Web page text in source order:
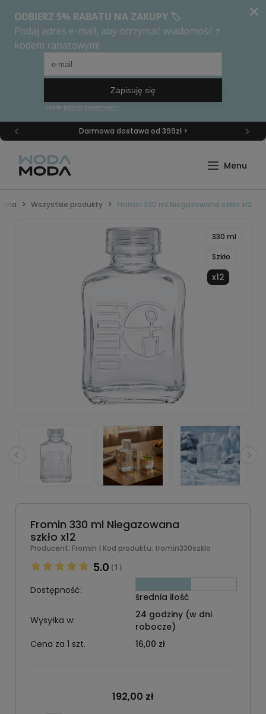
Darmowa dostawa od 399zł >
Wszystkie produkty Fromin 330 ml Niegazowana szkło x12
330 ml
Szkło
x12
Fromin 330 ml Niegazowana
szkło x12
Producent: Fromin | Kod produktu: fromin330szklo
5.0 (1 )
Dostępność:
średnia ilość
Wysyłka w:
24 godziny (w dni
robocze)
Cena za 1 szt.
16,00 zł
192,00 zł